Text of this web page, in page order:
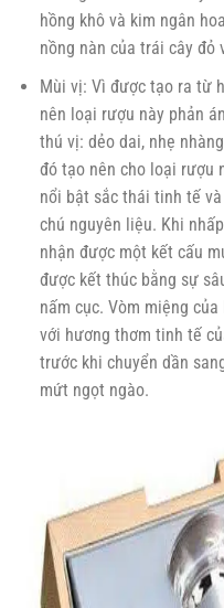
hồng khô và kim ngân
nồng nàn của trái cây đỏ
Mùi vị: Vì được tạo ra từ
nên loại rượu này phản
thú vị: dẻo dai, nhẹ
đó tạo nên cho loại rượu
nổi bật sắc thái tinh tế
chú nguyên liệu. Khi
nhận được một kết cấu
được kết thúc bằng sự
nấm cục. Vòm miệng
với hương thơm tinh tế
trước khi chuyển dần
mứt ngọt ngào.